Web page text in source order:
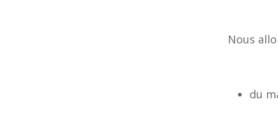
Nous
du